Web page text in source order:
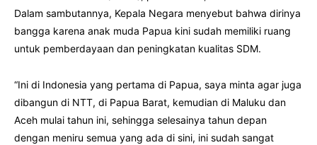
Dalam sambutannya, Kepala Negara menyebut bahwa dirinya
bangga karena anak muda Papua kini sudah memiliki ruang
untuk pemberdayaan dan peningkatan kualitas SDM.
“Ini di Indonesia yang pertama di Papua, saya minta agar juga
dibangun di NTT, di Papua Barat, kemudian di Maluku dan
Aceh mulai tahun ini, sehingga selesainya tahun depan
dengan meniru semua yang ada di sini, ini sudah sangat